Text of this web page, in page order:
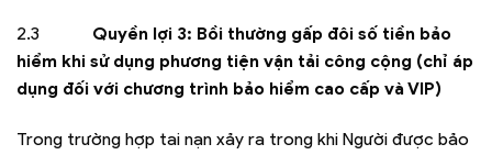
2.3 Quyền lợi 3: Bồi thường gấp đôi số tiền bảo
hiểm khi sử dụng phương tiện vận tải công cộng (chỉ áp
dụng đối với chương trình bảo hiểm cao cấp và VIP)
Trong trường hợp tai nạn xảy ra trong khi Người được bảo